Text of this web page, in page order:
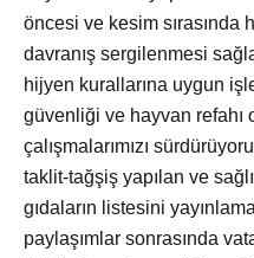
öncesi ve kesim sırasında
davranış sergilenmesi
hijyen kurallarına uygun
güvenliği ve hayvan refahı
çalışmalarımızı
taklit-tağşiş yapılan ve
gıdaların listesini
paylaşımlar sonrasında